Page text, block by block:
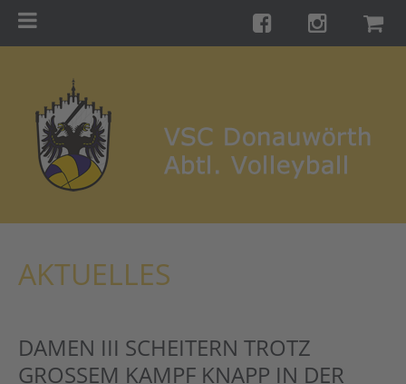
Training
Turniere
Kontakt
Shop
AKTUELLES
DAMEN III SCHEITERN TROTZ
GROSSEM KAMPF KNAPP IN DER R